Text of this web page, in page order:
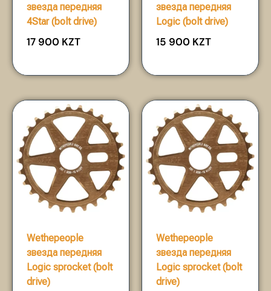
звезда передняя
4Star (bolt drive)
17 900 KZT
звезда передняя
Logic (bolt drive)
15 900 KZT
Wethepeople
звезда передняя
Logic sprocket (bolt
drive)
Wethepeople
звезда передняя
Logic sprocket (bolt
drive)